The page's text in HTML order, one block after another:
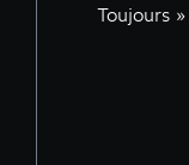
Toujours